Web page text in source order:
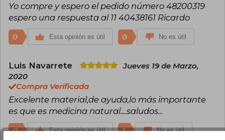
Yo compre y espero el pedido número 48200319
espero una respuesta al 11 40438161 Ricardo
0 Esta opinión es útil 0 No es útil
Luis Navarrete
Jueves 19 de Marzo,
2020
Compra Verificada
Excelente material,de ayuda,lo más importante
es que es medicina natural....saludos...
0 Esta opinión es útil 1 No es útil